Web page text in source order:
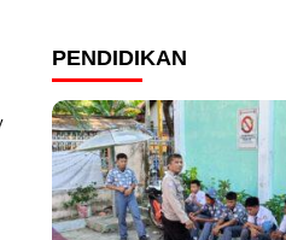
PENDIDIKAN